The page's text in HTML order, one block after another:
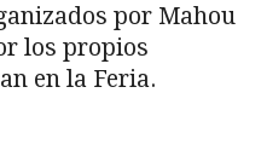
por Mahou
los propios
en la Feria.